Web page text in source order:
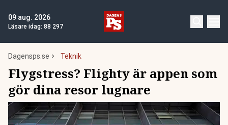
09 aug. 2026
Läsare idag: 88 297
Dagensps.se Teknik
Flygstress? Flighty är appen som
gör dina resor lugnare